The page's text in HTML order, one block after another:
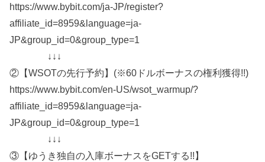
https://www.bybit.com/ja-JP/register?
affiliate_id=8959&language=ja-
JP&group_id=0&group_type=1
↓↓↓
②【WSOTの先行予約】(※60ドルボーナスの権利獲得!!)
https://www.bybit.com/en-US/wsot_warmup/?
affiliate_id=8959&language=ja-
JP&group_id=0&group_type=1
↓↓↓
③【ゆうき独自の入庫ボーナスをGETする!!】